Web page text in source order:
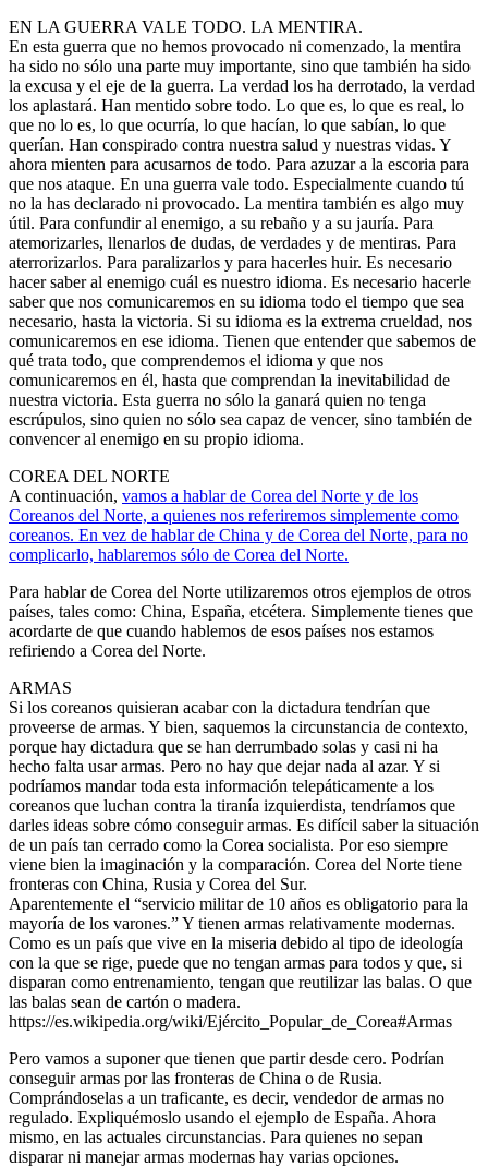
EN LA GUERRA VALE TODO. LA MENTIRA.
En esta guerra que no hemos provocado ni comenzado, la mentira
ha sido no sólo una parte muy importante, sino que también ha sido
la excusa y el eje de la guerra. La verdad los ha derrotado, la verdad
los aplastará. Han mentido sobre todo. Lo que es, lo que es real, lo
que no lo es, lo que ocurría, lo que hacían, lo que sabían, lo que
querían. Han conspirado contra nuestra salud y nuestras vidas. Y
ahora mienten para acusarnos de todo. Para azuzar a la escoria para
que nos ataque. En una guerra vale todo. Especialmente cuando tú
no la has declarado ni provocado. La mentira también es algo muy
útil. Para confundir al enemigo, a su rebaño y a su jauría. Para
atemorizarles, llenarlos de dudas, de verdades y de mentiras. Para
aterrorizarlos. Para paralizarlos y para hacerles huir. Es necesario
hacer saber al enemigo cuál es nuestro idioma. Es necesario hacerle
saber que nos comunicaremos en su idioma todo el tiempo que sea
necesario, hasta la victoria. Si su idioma es la extrema crueldad, nos
comunicaremos en ese idioma. Tienen que entender que sabemos de
qué trata todo, que comprendemos el idioma y que nos
comunicaremos en él, hasta que comprendan la inevitabilidad de
nuestra victoria. Esta guerra no sólo la ganará quien no tenga
escrúpulos, sino quien no sólo sea capaz de vencer, sino también de
convencer al enemigo en su propio idioma.
COREA DEL NORTE
A continuación, vamos a hablar de Corea del Norte y de los
Coreanos del Norte, a quienes nos referiremos simplemente como
coreanos. En vez de hablar de China y de Corea del Norte, para no
complicarlo, hablaremos sólo de Corea del Norte.
Para hablar de Corea del Norte utilizaremos otros ejemplos de otros
países, tales como: China, España, etcétera. Simplemente tienes que
acordarte de que cuando hablemos de esos países nos estamos
refiriendo a Corea del Norte.
ARMAS
Si los coreanos quisieran acabar con la dictadura tendrían que
proveerse de armas. Y bien, saquemos la circunstancia de contexto,
porque hay dictadura que se han derrumbado solas y casi ni ha
hecho falta usar armas. Pero no hay que dejar nada al azar. Y si
podríamos mandar toda esta información telepáticamente a los
coreanos que luchan contra la tiranía izquierdista, tendríamos que
darles ideas sobre cómo conseguir armas. Es difícil saber la situación
de un país tan cerrado como la Corea socialista. Por eso siempre
viene bien la imaginación y la comparación. Corea del Norte tiene
fronteras con China, Rusia y Corea del Sur.
Aparentemente el “servicio militar de 10 años es obligatorio para la
mayoría de los varones.” Y tienen armas relativamente modernas.
Como es un país que vive en la miseria debido al tipo de ideología
con la que se rige, puede que no tengan armas para todos y que, si
disparan como entrenamiento, tengan que reutilizar las balas. O que
las balas sean de cartón o madera.
https://es.wikipedia.org/wiki/Ejército_Popular_de_Corea#Armas
Pero vamos a suponer que tienen que partir desde cero. Podrían
conseguir armas por las fronteras de China o de Rusia.
Comprándoselas a un traficante, es decir, vendedor de armas no
regulado. Expliquémoslo usando el ejemplo de España. Ahora
mismo, en las actuales circunstancias. Para quienes no sepan
disparar ni manejar armas modernas hay varias opciones.